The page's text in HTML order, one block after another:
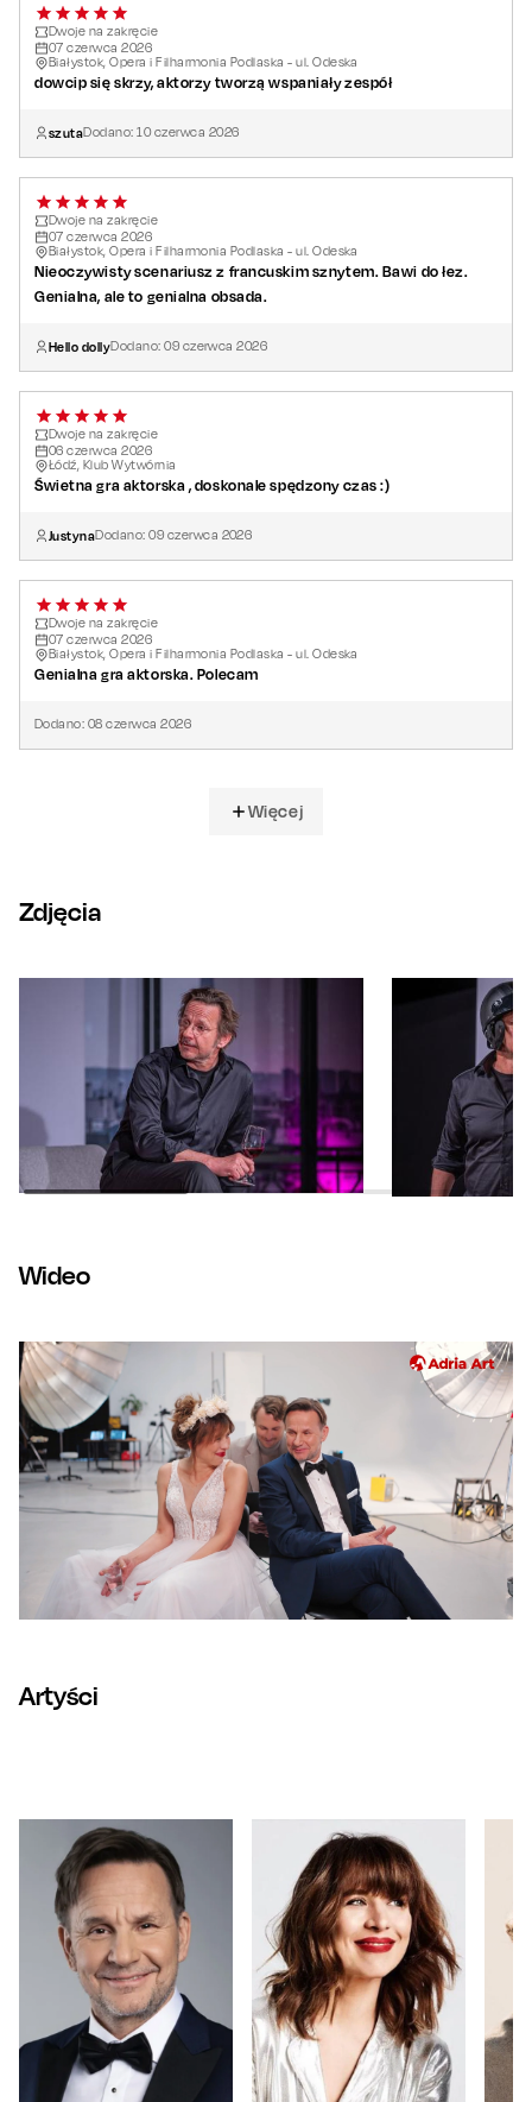
Dwoje na zakręcie
07 czerwca 2026
Białystok, Opera i Filharmonia Podlaska - ul. Odeska
dowcip się skrzy, aktorzy tworzą wspaniały zespół
szutaDodano:10 czerwca 2026
Dwoje na zakręcie
07 czerwca 2026
Białystok, Opera i Filharmonia Podlaska - ul. Odeska
Nieoczywisty scenariusz z francuskim sznytem. Bawi do łez.
Genialna, ale to genialna obsada.
Hello dollyDodano:09 czerwca 2026
Dwoje na zakręcie
06 czerwca 2026
Łódź, Klub Wytwórnia
Świetna gra aktorska , doskonale spędzony czas :)
JustynaDodano:09 czerwca 2026
Dwoje na zakręcie
07 czerwca 2026
Białystok, Opera i Filharmonia Podlaska - ul. Odeska
Genialna gra aktorska. Polecam
Dodano: 08 czerwca 2026
Więcej
Zdjęcia
Wideo
Artyści